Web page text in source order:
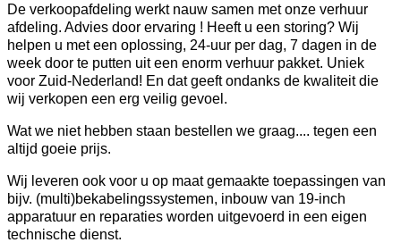
De verkoopafdeling werkt nauw samen met onze verhuur
afdeling. Advies door ervaring ! Heeft u een storing? Wij
helpen u met een oplossing, 24-uur per dag, 7 dagen in de
week door te putten uit een enorm verhuur pakket. Uniek
voor Zuid-Nederland! En dat geeft ondanks de kwaliteit die
wij verkopen een erg veilig gevoel.
Wat we niet hebben staan bestellen we graag.... tegen een
altijd goeie prijs.
Wij leveren ook voor u op maat gemaakte toepassingen van
bijv. (multi)bekabelingssystemen, inbouw van 19-inch
apparatuur en reparaties worden uitgevoerd in een eigen
technische dienst.